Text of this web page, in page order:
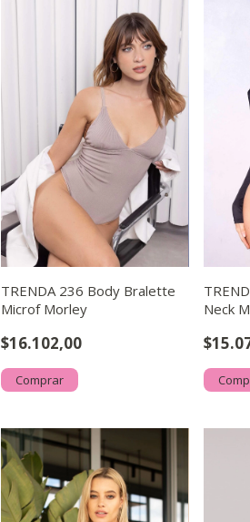
TRENDA 236 Body Bralette
Microf Morley
$16.102,00
Comprar
Neck